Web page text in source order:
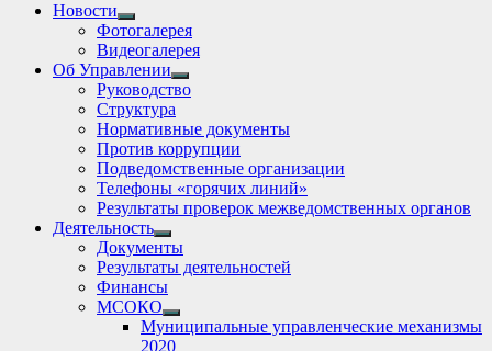
Новости
Show
sub
menu
Фотогалерея
Видеогалерея
Об Управлении
Show
sub
Руководство
Структура
Нормативные документы
Против коррупции
Подведомственные организации
Телефоны «горячих линий»
Результаты проверок межведомственных органов
Деятельность
Show
sub
menu
Документы
Результаты деятельностей
Финансы
МСОКО
Show
sub
Муниципальные управленческие механизмы
2020